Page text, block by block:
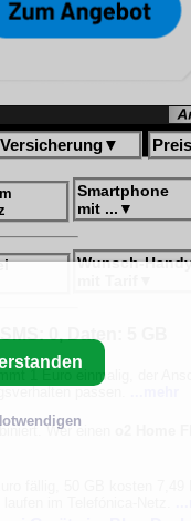
Versicherung▼
Smartphone
mit ... ▼
Wunsch-
1 Euro einmalig, der
passen.
Wer einen
fällig, 50 GB kosten 7,49